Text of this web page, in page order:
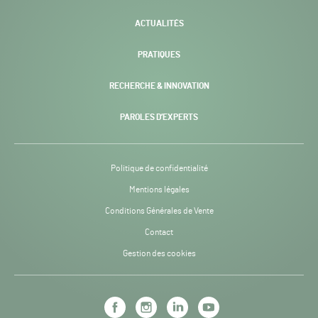
ACTUALITÉS
PRATIQUES
RECHERCHE & INNOVATION
PAROLES D’EXPERTS
Politique de confidentialité
Mentions légales
Conditions Générales de Vente
Contact
Gestion des cookies